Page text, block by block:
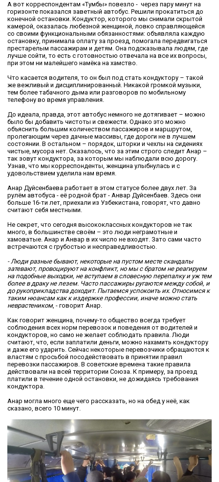
А вот корреспондентам «Тумбы» повезло - через пару минут на
горизонте показался заветный автобус. Решили прокатиться до
конечной остановки. Кондуктор, которого мы снимали скрытой
камерой, оказалась любезной женщиной, ловко справляющейся
со своими функциональными обязанностями: объявляла каждую
остановку, принимала оплату за проезд, помогала передвигаться
престарелым пассажирам и детям. Она подсказывала людям, где
лучше сойти, то есть с готовностью отвечала на все их вопросы,
при этом ни малейшего намёка на хамство.
Что касается водителя, то он был под стать кондуктору – такой
же вежливый и дисциплинированный. Никакой громкой музыки,
тем более табачного дыма или разговоров по мобильному
телефону во время управления.
До идеала, правда, этот автобус немного не дотягивает – можно
было бы добавить чистоты и свежести. Однако это можно
объяснить большим количеством пассажиров и маршрутом,
пролегающим через дачные массивы, где дороги не в лучшем
состоянии. В остальном – порядок, шторки и чехлы на сидениях
чистые, мусора нет. Оказалось, что за этим строго следит Анар –
так зовут кондуктора, за которым мы наблюдали всю дорогу.
Узнав, что мы корреспонденты, женщина улыбнулась и с
удовольствием уделила нам время.
Анар Дуйсенбаева работает в этом статусе более двух лет. За
рулём автобуса - её родной брат - Анвар Дуйсенбаев. Здесь они
больше 16-ти лет, приехали из Узбекистана, говорят, что давно
считают себя местными.
Не секрет, что сегодня высококлассных кондукторов не так
много, в большинстве своём – это люди неграмотные и
хамоватые. Анар и Анвар в их число не входят. Зато сами часто
встречаются с грубостью и несправедливостью.
- Люди разные бывают, некоторые на пустом месте скандалы
затевают, провоцируют на конфликт, но мы с братом не реагируем
на подобные выходки, не вступаем в словесную перепалку и уж тем
более в драку не лезем. Часто пассажиры ругаются между собой, и
до рукоприкладства доходит. Пытаемся успокоить их. Относимся к
таким нюансам как к издержке профессии, иначе можно стать
неврастеником, - говорит Анар.
Как говорит женщина, почему-то общество всегда требует
соблюдения всех норм перевозок и поведения от водителей и
кондукторов, но само не желает соблюдать правила. Люди
считают, что, если заплатили деньги, можно нахамить кондуктору
и даже его ударить. Сейчас некоторые перевозчики обращаются к
властям с просьбой посодействовать в принятии правил
перевозки пассажиров. В советские времена такие правила
действовали на всей территории Союза. К примеру, за проезд
платили в течение одной остановки, не дожидаясь требования
кондуктора.
Анар могла много еще чего рассказать, но на обед у неё, как
сказано, всего 10 минут.